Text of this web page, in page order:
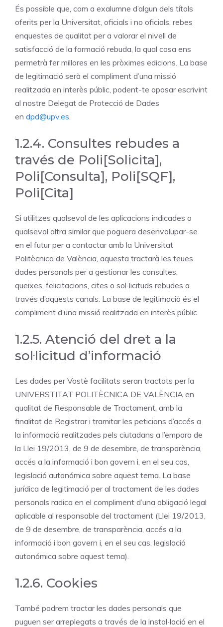
És possible que, com a exalumne d’algun dels títols
oferits per la Universitat, oficials i no oficials, rebes
enquestes de qualitat per a valorar el nivell de
satisfacció de la formació rebuda, la qual cosa ens
permetrà fer millores en les pròximes edicions. La base
de legitimació serà el compliment d’una missió
realitzada en interès públic, podent-te oposar escrivint
al nostre Delegat de Protecció de Dades
en dpd@upv.es.
1.2.4. Consultes rebudes a
través de Poli[Solicita],
Poli[Consulta], Poli[SQF],
Poli[Cita]
Si utilitzes qualsevol de les aplicacions indicades o
qualsevol altra similar que poguera desenvolupar-se
en el futur per a contactar amb la Universitat
Politècnica de València, aquesta tractarà les teues
dades personals per a gestionar les consultes,
queixes, felicitacions, cites o sol·licituds rebudes a
través d’aquests canals. La base de legitimació és el
compliment d’una missió realitzada en interès públic.
1.2.5. Atenció del dret a la
sol·licitud d’informació
Les dades per Vostè facilitats seran tractats per la
UNIVERSTITAT POLITÈCNICA DE VALÈNCIA en
qualitat de Responsable de Tractament, amb la
finalitat de Registrar i tramitar les peticions d’accés a
la informació realitzades pels ciutadans a l’empara de
la Llei 19/2013, de 9 de desembre, de transparència,
accés a la informació i bon govern i, en el seu cas,
legislació autonómica sobre aquest tema. La base
jurídica de legitimació per al tractament de les dades
personals radica en el compliment d’una obligació legal
aplicable al responsable del tractament (Llei 19/2013,
de 9 de desembre, de transparència, accés a la
informació i bon govern i, en el seu cas, legislació
autonómica sobre aquest tema).
1.2.6. Cookies
També podrem tractar les dades personals que
puguen ser arreplegats a través de la instal·lació en el